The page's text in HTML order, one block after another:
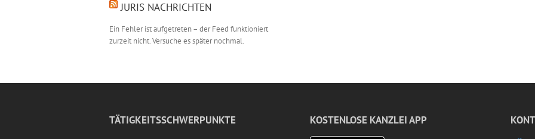
JURIS NACHRICHTEN
Ein Fehler ist aufgetreten – der Feed funktioniert
zurzeit nicht. Versuche es später nochmal.
TÄTIGKEITSSCHWERPUNKTE KOSTENLOSE KANZLEI APP